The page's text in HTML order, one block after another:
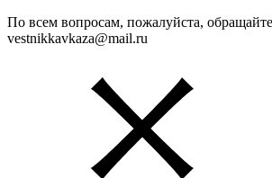
По всем вопросам, пожалуйста,
vestnikkavkaza@mail.ru